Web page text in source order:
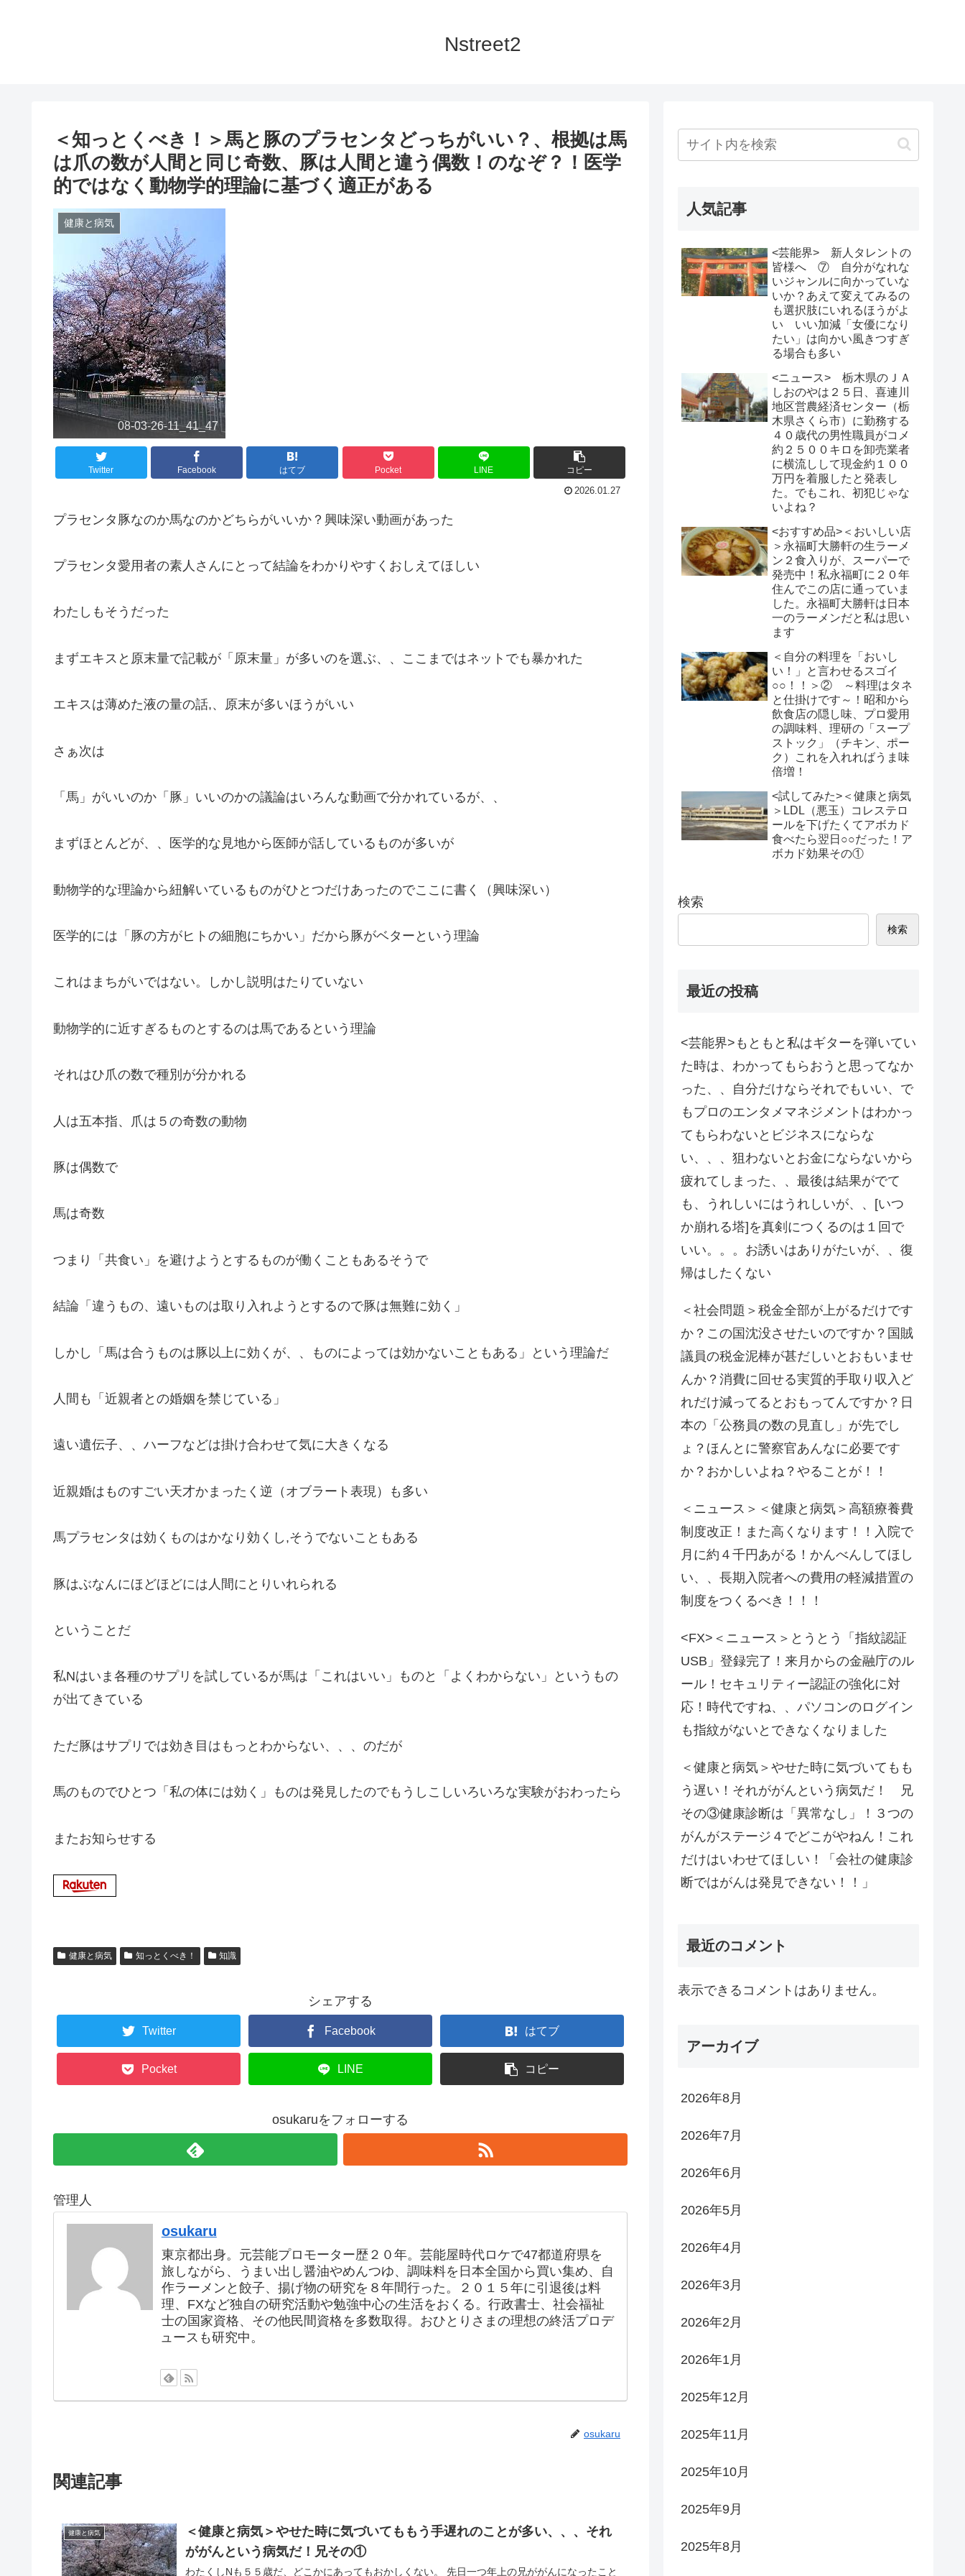
Nstreet2
＜知っとくべき！＞馬と豚のプラセンタどっちがいい？、根拠は馬
は爪の数が人間と同じ奇数、豚は人間と違う偶数！のなぞ？！医学
的ではなく動物学的理論に基づく適正がある
健康と病気
08-03-26-11_41_47
Twitter Facebook はてブ Pocket LINE コピー
2026.01.27
プラセンタ豚なのか馬なのかどちらがいいか？興味深い動画があった
プラセンタ愛用者の素人さんにとって結論をわかりやすくおしえてほしい
わたしもそうだった
まずエキスと原末量で記載が「原末量」が多いのを選ぶ、、ここまではネットでも暴かれた
エキスは薄めた液の量の話,、原末が多いほうがいい
さぁ次は
「馬」がいいのか「豚」いいのかの議論はいろんな動画で分かれているが、、
まずほとんどが、、医学的な見地から医師が話しているものが多いが
動物学的な理論から紐解いているものがひとつだけあったのでここに書く（興味深い）
医学的には「豚の方がヒトの細胞にちかい」だから豚がベターという理論
これはまちがいではない。しかし説明はたりていない
動物学的に近すぎるものとするのは馬であるという理論
それはひ爪の数で種別が分かれる
人は五本指、爪は５の奇数の動物
豚は偶数で
馬は奇数
つまり「共食い」を避けようとするものが働くこともあるそうで
結論「違うもの、遠いものは取り入れようとするので豚は無難に効く」
しかし「馬は合うものは豚以上に効くが、、ものによっては効かないこともある」という理論だ
人間も「近親者との婚姻を禁じている」
遠い遺伝子、、ハーフなどは掛け合わせて気に大きくなる
近親婚はものすごい天才かまったく逆（オブラート表現）も多い
馬プラセンタは効くものはかなり効くし,そうでないこともある
豚はぶなんにほどほどには人間にとりいれられる
ということだ
私Nはいま各種のサプリを試しているが馬は「これはいい」ものと「よくわからない」というもの
が出てきている
ただ豚はサプリでは効き目はもっとわからない、、、のだが
馬のものでひとつ「私の体には効く」ものは発見したのでもうしこしいろいろな実験がおわったら
またお知らせする
健康と病気 知っとくべき！ 知識
シェアする
Twitter Facebook はてブ
Pocket LINE コピー
osukaruをフォローする
管理人
osukaru
東京都出身。元芸能プロモーター歴２０年。芸能屋時代ロケで47都道府県を
旅しながら、うまい出し醤油やめんつゆ、調味料を日本全国から買い集め、自
作ラーメンと餃子、揚げ物の研究を８年間行った。２０１５年に引退後は料
理、FXなど独自の研究活動や勉強中心の生活をおくる。行政書士、社会福祉
士の国家資格、その他民間資格を多数取得。おひとりさまの理想の終活プロデ
ュースも研究中。
osukaru
関連記事
健康と病気
＜健康と病気＞やせた時に気づいてももう手遅れのことが多い、、、それ
ががんという病気だ！兄その①
わたくしNも５５歳だ、どこかにあってもおかしくない。 先日一つ年上の兄ががんになったこと
人気記事
<芸能界> 新人タレントの
皆様へ ⑦ 自分がなれな
いジャンルに向かっていな
いか？あえて変えてみるの
も選択肢にいれるほうがよ
い いい加減「女優になり
たい」は向かい風きつすぎ
る場合も多い
<ニュース> 栃木県のＪＡ
しおのやは２５日、喜連川
地区営農経済センター（栃
木県さくら市）に勤務する
４０歳代の男性職員がコメ
約２５００キロを卸売業者
に横流しして現金約１００
万円を着服したと発表し
た。でもこれ、初犯じゃな
いよね？
<おすすめ品>＜おいしい店
＞永福町大勝軒の生ラーメ
ン２食入りが、スーパーで
発売中！私永福町に２０年
住んでこの店に通っていま
した。永福町大勝軒は日本
一のラーメンだと私は思い
ます
＜自分の料理を「おいし
い！」と言わせるスゴイ
○○！！＞② ～料理はタネ
と仕掛けです～！昭和から
飲食店の隠し味、プロ愛用
の調味料、理研の「スープ
ストック」（チキン、ポー
ク）これを入れればうま味
倍増！
<試してみた>＜健康と病気
＞LDL（悪玉）コレステロ
ールを下げたくてアボカド
食べたら翌日○○だった！ア
ボカド効果その①
検索
検索
最近の投稿
<芸能界>もともと私はギターを弾いてい
た時は、わかってもらおうと思ってなか
った、、自分だけならそれでもいい、で
もプロのエンタメマネジメントはわかっ
てもらわないとビジネスにならな
い、、、狙わないとお金にならないから
疲れてしまった、、最後は結果がでて
も、うれしいにはうれしいが、、[いつ
か崩れる塔]を真剣につくるのは１回で
いい。。。お誘いはありがたいが、、復
帰はしたくない
＜社会問題＞税金全部が上がるだけです
か？この国沈没させたいのですか？国賊
議員の税金泥棒が甚だしいとおもいませ
んか？消費に回せる実質的手取り収入ど
れだけ減ってるとおもってんですか？日
本の「公務員の数の見直し」が先でし
ょ？ほんとに警察官あんなに必要です
か？おかしいよね？やることが！！
＜ニュース＞＜健康と病気＞高額療養費
制度改正！また高くなります！！入院で
月に約４千円あがる！かんべんしてほし
い、、長期入院者への費用の軽減措置の
制度をつくるべき！！！
<FX>＜ニュース＞とうとう「指紋認証
USB」登録完了！来月からの金融庁のル
ール！セキュリティー認証の強化に対
応！時代ですね、、パソコンのログイン
も指紋がないとできなくなりました
＜健康と病気＞やせた時に気づいてもも
う遅い！それががんという病気だ！ 兄
その③健康診断は「異常なし」！３つの
がんがステージ４でどこがやねん！これ
だけはいわせてほしい！「会社の健康診
断ではがんは発見できない！！」
最近のコメント
表示できるコメントはありません。
アーカイブ
2026年8月
2026年7月
2026年6月
2026年5月
2026年4月
2026年3月
2026年2月
2026年1月
2025年12月
2025年11月
2025年10月
2025年9月
2025年8月